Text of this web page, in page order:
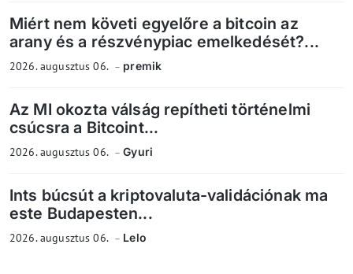
Miért nem követi egyelőre a bitcoin az
arany és a részvénypiac emelkedését?...
2026. augusztus 06. premik
Az MI okozta válság repítheti történelmi
csúcsra a Bitcoint...
2026. augusztus 06. Gyuri
Ints búcsút a kriptovaluta-validációnak ma
este Budapesten...
2026. augusztus 06. Lelo